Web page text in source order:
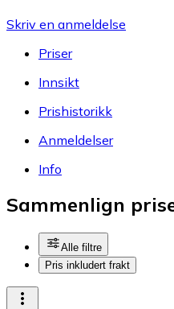
Skriv en anmeldelse
Priser
Innsikt
Prishistorikk
Anmeldelser
Info
Sammenlign
Alle filtre
Pris inkludert frakt